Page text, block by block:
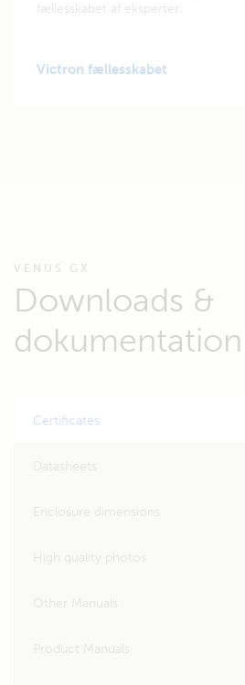
fællesskabet af eksperter.
Victron fællesskabet
VENUS GX
Downloads &
dokumentation
Certificates